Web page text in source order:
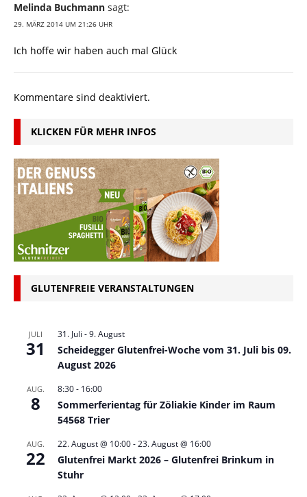
Melinda Buchmann sagt:
29. MÄRZ 2014 UM 21:26 UHR
Ich hoffe wir haben auch mal Glück
Kommentare sind deaktiviert.
KLICKEN FÜR MEHR INFOS
GLUTENFREIE VERANSTALTUNGEN
JULI
31
31. Juli -9. August
Scheidegger Glutenfrei-Woche vom 31. Juli bis 09.
August 2026
AUG.
8
8:30- 16:00
Sommerferientag für Zöliakie Kinder im Raum
54568 Trier
AUG.
22
22. August @ 10:00-23. August @ 16:00
Glutenfrei Markt 2026 – Glutenfrei Brinkum in
Stuhr